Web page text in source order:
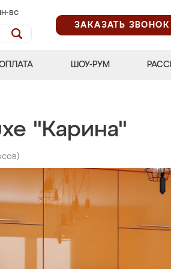
вс
ЗАКАЗАТЬ ЗВОНОК
ШОУ-РУМ
"Карина"